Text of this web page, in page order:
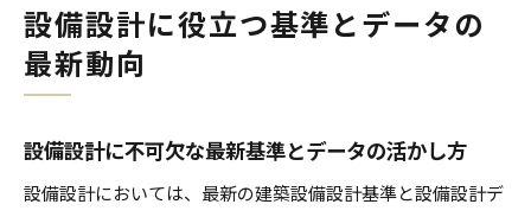
方法
設備設計の手順簡略化につながるデータ管理術
める
設備設計に役立つ基準とデータの
最新動向
設備設計に不可欠な最新基準とデータの活かし方
設備設計においては、最新の建築設備設計基準と設備設計デ